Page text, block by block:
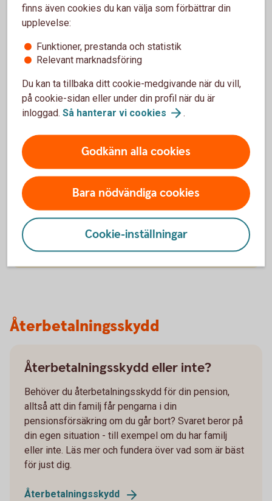
När och hur kan du ta ut din
pension?
Börjar du närma dig pensionen? Förbered dig genom
att gå i genom uttagsreglerna för pensionens olika
delar. Se när och hur du kan ta ut din pension.
Ta ut din pension -
Uttagsregler
Återbetalningsskydd
Återbetalningsskydd eller inte?
Behöver du återbetalningsskydd för din pension,
alltså att din familj får pengarna i din
pensionsförsäkring om du går bort? Svaret beror på
din egen situation - till exempel om du har familj
eller inte. Läs mer och fundera över vad som är bäst
för just dig.
Återbetalningsskydd
finns även cookies du kan välja som förbättrar din
upplevelse:
Funktioner, prestanda och statistik
Relevant marknadsföring
Du kan ta tillbaka ditt cookie-medgivande när du vill,
på cookie-sidan eller under din profil när du är
inloggad. Så hanterar vi cookies .
Godkänn alla cookies
Bara nödvändiga cookies
Cookie-inställningar